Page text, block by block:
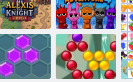
Alexis Cavalerul
RPG
Sprunki
Adventure 4